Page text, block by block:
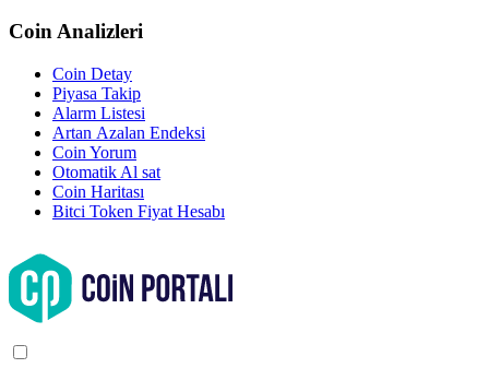
Coin Analizleri
Coin Detay
Piyasa Takip
Alarm Listesi
Artan Azalan Endeksi
Coin Yorum
Otomatik Al sat
Coin Haritası
Bitci Token Fiyat Hesabı